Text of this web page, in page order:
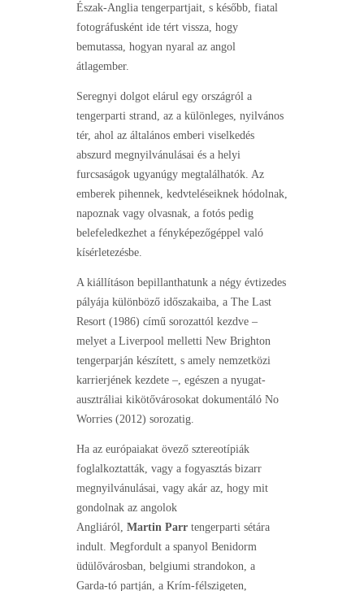
Észak-Anglia tengerpartjait, s később, fiatal
fotográfusként ide tért vissza, hogy
bemutassa, hogyan nyaral az angol
átlagember.
Seregnyi dolgot elárul egy országról a
tengerparti strand, az a különleges, nyilvános
tér, ahol az általános emberi viselkedés
abszurd megnyilvánulásai és a helyi
furcsaságok ugyanúgy megtalálhatók. Az
emberek pihennek, kedvteléseiknek hódolnak,
napoznak vagy olvasnak, a fotós pedig
belefeledkezhet a fényképezőgéppel való
kísérletezésbe.
A kiállításon bepillanthatunk a négy évtizedes
pályája különböző időszakaiba, a The Last
Resort (1986) című sorozattól kezdve –
melyet a Liverpool melletti New Brighton
tengerparján készített, s amely nemzetközi
karrierjének kezdete –, egészen a nyugat-
ausztráliai kikötővárosokat dokumentáló No
Worries (2012) sorozatig.
Ha az európaiakat övező sztereotípiák
foglalkoztatták, vagy a fogyasztás bizarr
megnyilvánulásai, vagy akár az, hogy mit
gondolnak az angolok
Angliáról, Martin Parr tengerparti sétára
indult. Megfordult a spanyol Benidorm
üdülővárosban, belgiumi strandokon, a
Garda-tó partján, a Krím-félszigeten,